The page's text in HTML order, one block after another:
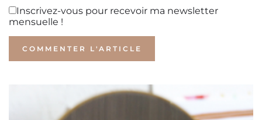
Inscrivez-vous pour recevoir ma newsletter
mensuelle !